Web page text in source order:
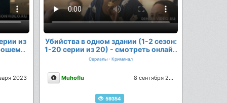
из
2023
Убийства в одном здании (1-2 сезон:
1-20 серии из 20) - смотреть онлайн
в хорошем качестве
Сериалы - Криминал
Описание
Muhoflu 8 сентября 2022
59354